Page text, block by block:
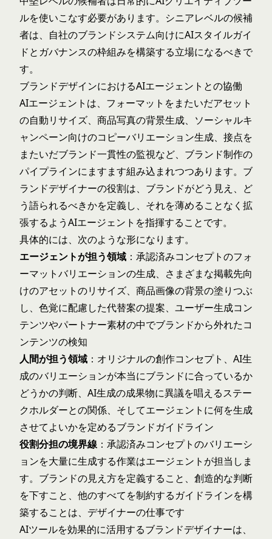
ルを使いこなす必要があります。シニアレベルの候補
者は、自社のブランドシステム向けにAIスタイルガイ
ドとガバナンスの枠組みを構築する立場になるべきで
す。
ブランドデザインにおけるAIエージェントとの協働
AIエージェントは、フォーマットをまたいだアセット
の自動リサイズ、商品写真の背景生成、ソーシャルキ
ャンペーン向けのコピーバリエーション生成、接点を
またいだブランド一貫性の監視など、ブランド制作の
パイプラインにますます組み込まれつつあります。ブ
ランドデザイナーの役割は、ブランドがどう見え、ど
う語られるべきかを定義し、それを薄めることなく拡
張するようAIエージェントを指揮することです。
具体的には、次のような形になります。
エージェントが担う領域 ：承認済みコンセプトのフォ
ーマットバリエーションの生成、さまざまな掲載先向
けのアセットのリサイズ、商品画像の背景の塗りつぶ
し、色覚に配慮した代替案の提案、ユーザー生成コン
テンツやパートナー素材の中でブランドから外れたコ
ンテンツの検知
人間が担う領域 ：オリジナルの創作コンセプト、AI生
成のバリエーションが本当にブランドに合っているか
どうかの判断、AI生成の成果物に異議を唱えるステー
クホルダーとの関係、そしてエージェントに何を生成
させてよいかを定めるブランドガイドライン
役割分担の境界線 ：承認済みコンセプトのバリエーシ
ョンを大量に生成する作業はエージェントが担当しま
す。ブランドの見え方を定義すること、創造的な判断
を下すこと、他のすべてを制約するガイドラインを構
築することは、デザイナーの仕事です
AIツールを効果的に活用するブランドデザイナーは、